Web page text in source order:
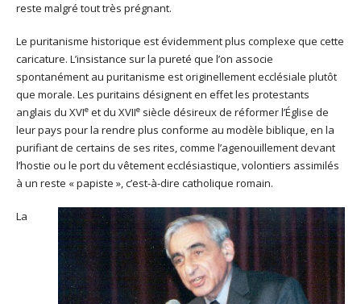
reste malgré tout très prégnant.
Le puritanisme historique est évidemment plus complexe que cette
caricature. L’insistance sur la pureté que l’on associe
spontanément au puritanisme est originellement ecclésiale plutôt
que morale. Les puritains désignent en effet les protestants
anglais du XVIe et du XVIIe siècle désireux de réformer l’Église de
leur pays pour la rendre plus conforme au modèle biblique, en la
purifiant de certains de ses rites, comme l’agenouillement devant
l’hostie ou le port du vêtement ecclésiastique, volontiers assimilés
à un reste « papiste », c’est-à-dire catholique romain.
La